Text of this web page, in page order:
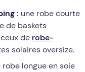
: une robe courte
de baskets
de robe-
solaires oversize.
robe longue en soie